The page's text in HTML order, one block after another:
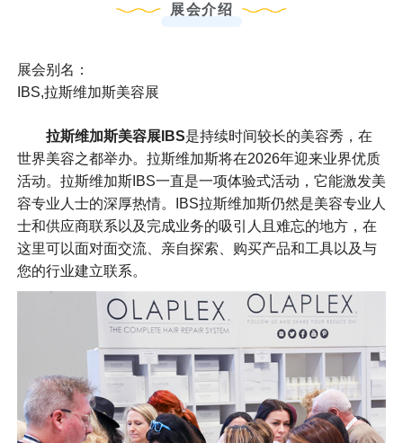
展会介绍
展会别名：
IBS,拉斯维加斯美容展
拉斯维加斯美容展IBS是持续时间较长的美容秀，在
世界美容之都举办。拉斯维加斯将在2026年迎来业界优质
活动。拉斯维加斯IBS一直是一项体验式活动，它能激发美
容专业人士的深厚热情。IBS拉斯维加斯仍然是美容专业人
士和供应商联系以及完成业务的吸引人且难忘的地方，在
这里可以面对面交流、亲自探索、购买产品和工具以及与
您的行业建立联系。